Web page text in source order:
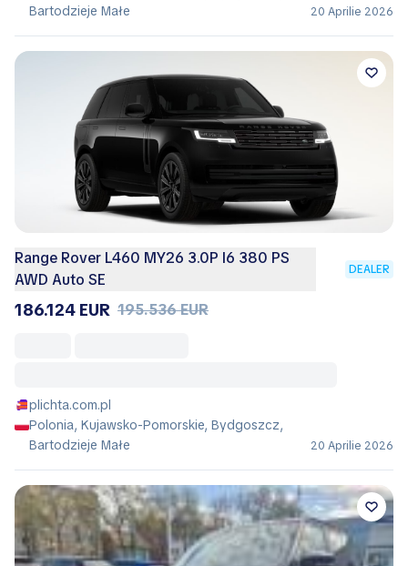
Bartodzieje Małe
20 Aprilie 2026
Range Rover L460 MY26 3.0P I6 380 PS
AWD Auto SE
DEALER
186.124 EUR 195.536 EUR
plichta.com.pl
Polonia, Kujawsko-Pomorskie, Bydgoszcz,
Bartodzieje Małe
20 Aprilie 2026